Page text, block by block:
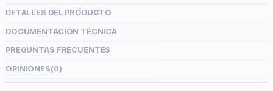
DETALLES DEL PRODUCTO
DOCUMENTACIÓN TÉCNICA
PREGUNTAS FRECUENTES
OPINIONES(0)